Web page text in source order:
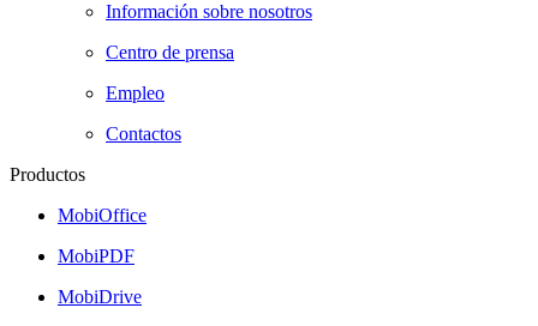
Información sobre nosotros
Centro de prensa
Empleo
Contactos
Productos
MobiOffice
MobiPDF
MobiDrive